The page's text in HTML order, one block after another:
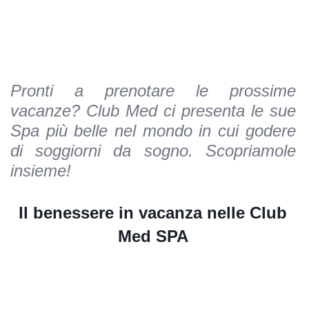
Pronti a prenotare le prossime
vacanze? Club Med ci presenta le sue
Spa più belle nel mondo in cui godere
di soggiorni da sogno. Scopriamole
insieme!
Il benessere in vacanza nelle Club
Med SPA